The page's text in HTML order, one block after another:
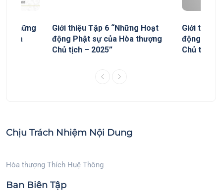
“Những
Hòa
Giới thiệu Tập 6 “Những Hoạt
động Phật sự của Hòa thượng
Chủ tịch – 2025”
Giới thiệu
động
Chủ tịch”
Chịu Trách Nhiệm Nội Dung
Hòa thượng Thích Huệ Thông
Ban Biên Tập